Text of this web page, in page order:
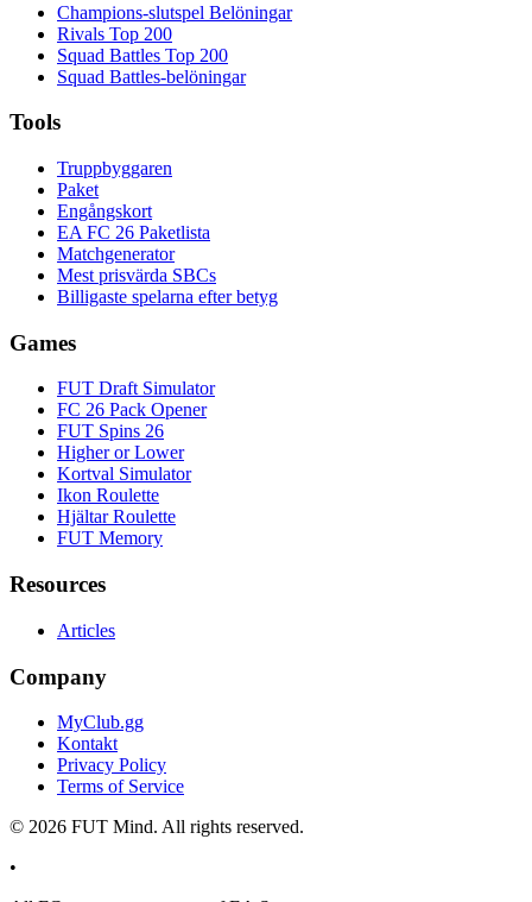
Champions-slutspel Belöningar
Rivals Top 200
Squad Battles Top 200
Squad Battles-belöningar
Tools
Truppbyggaren
Paket
Engångskort
EA FC 26 Paketlista
Matchgenerator
Mest prisvärda SBCs
Billigaste spelarna efter betyg
Games
FUT Draft Simulator
FC 26 Pack Opener
FUT Spins 26
Higher or Lower
Kortval Simulator
Ikon Roulette
Hjältar Roulette
FUT Memory
Resources
Articles
Company
MyClub.gg
Kontakt
Privacy Policy
Terms of Service
© 2026 FUT Mind. All rights reserved.
•